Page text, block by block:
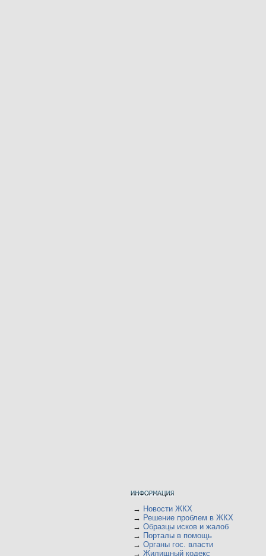
→ Новости ЖКХ
→ Решение проблем в ЖКХ
→ Образцы исков и жалоб
→ Порталы в помощь
→ Органы гос. власти
→ Жилищный кодекс